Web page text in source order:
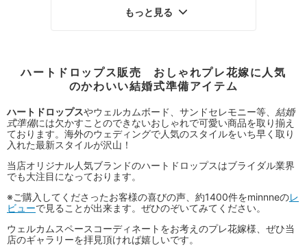
もっと見る
ハートドロップス販売 おしゃれプレ花嫁に人気
のかわいい結婚式準備アイテム
ハートドロップスやウェルカムボード、サンドセレモニー等、 結婚
式準備には欠かすことのできないおしゃれで可愛い商品を取り揃え
ております。海外のウェディングで人気のスタイルをいち早く取り
入れた最新スタイルが沢山！
当店オリジナル人気ブランドのハートドロップスはブライダル業界
でも大注目になっております。
※ご購入してくださったお客様の喜びの声、約1400件をminnneのレ
ビューで見ることが出来ます。ぜひのぞいてみてください。
ウェルカムスペースコーディネートをお考えのプレ花嫁様、ぜひ当
店のギャラリーを拝見頂ければ嬉しいです。